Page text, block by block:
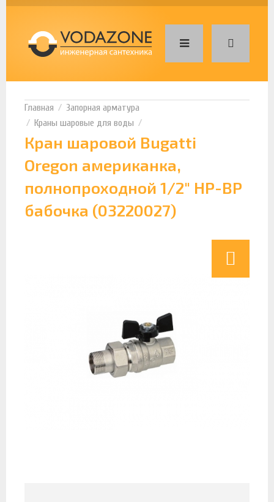
Запорная арматура
Краны шаровые для воды
Кран шаровой Bugatti
Oregon американка,
полнопроходной 1/2" НР-ВР
бабочка (03220027)